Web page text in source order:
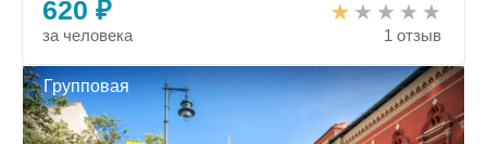
620 ₽
за человека 1 отзыв
Групповая